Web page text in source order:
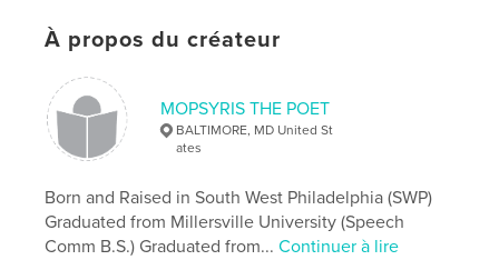
À propos du créateur
MOPSYRIS THE POET
BALTIMORE, MD United St
ates
Born and Raised in South West Philadelphia (SWP)
Graduated from Millersville University (Speech
Comm B.S.) Graduated from...Continuer à lire